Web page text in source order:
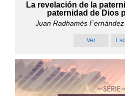
La revelación de la
paternidad de Dios
Juan Radhamés Fernández
Ver